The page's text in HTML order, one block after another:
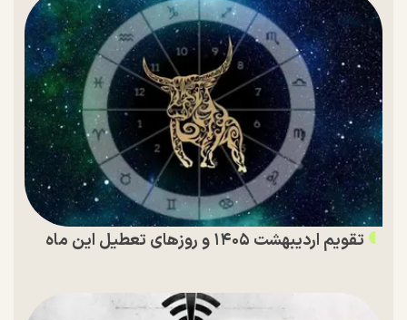
تقویم اردیبهشت ۱۴۰۵ و روز‌های تعطیل این ماه